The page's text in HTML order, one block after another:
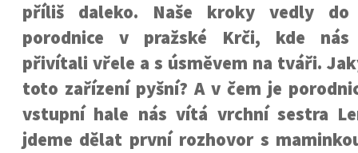
příliš daleko. Naše kroky vedly do
porodnice v pražské Krči, kde nás
přivítali vřele a s úsměvem na tváři.
toto zařízení pyšní? A v čem je
vstupní hale nás vítá vrchní sestra
jdeme dělat první rozhovor s